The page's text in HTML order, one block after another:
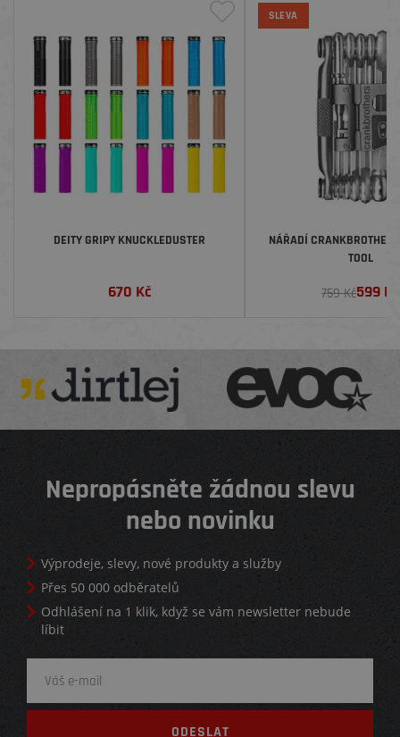
DEITY GRIPY KNUCKLEDUSTER
670 Kč
SLEVA
NÁŘADÍ
TOOL
759 Kč599 Kč
Nepropásněte žádnou slevu
nebo novinku
Výprodeje, slevy, nové produkty a služby
Přes 50 000 odběratelů
Odhlášení na 1 klik, když se vám newsletter nebude
líbit